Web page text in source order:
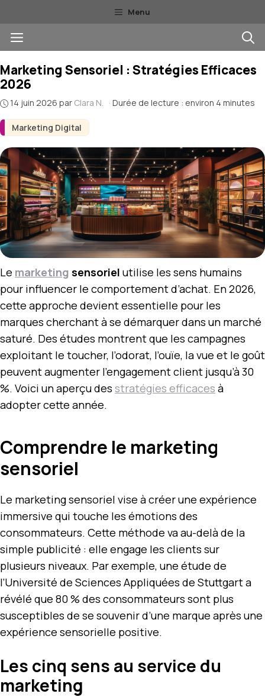
au
contenu
Menu
Menu
Marketing Digital
Marketing Sensoriel : Stratégies Efficaces
2026
14 juin 2026 par Clara N. · Durée de lecture : environ 4 minutes
Le marketing sensoriel utilise les sens humains
pour influencer le comportement d’achat. En 2026,
cette approche devient essentielle pour les
marques cherchant à se démarquer dans un marché
saturé. Des études montrent que les campagnes
exploitant le toucher, l’odorat, l’ouïe, la vue et le goût
peuvent augmenter l’engagement client jusqu’à 30
%. Voici un aperçu des stratégies efficaces à
adopter cette année.
Comprendre le marketing
sensoriel
Le marketing sensoriel vise à créer une expérience
immersive qui touche les émotions des
consommateurs. Cette méthode va au-delà de la
simple publicité : elle engage les clients sur
plusieurs niveaux. Par exemple, une étude de
l’Université de Sciences Appliquées de Stuttgart a
révélé que 80 % des consommateurs sont plus
susceptibles de se souvenir d’une marque après une
expérience sensorielle positive.
Les cinq sens au service du
marketing